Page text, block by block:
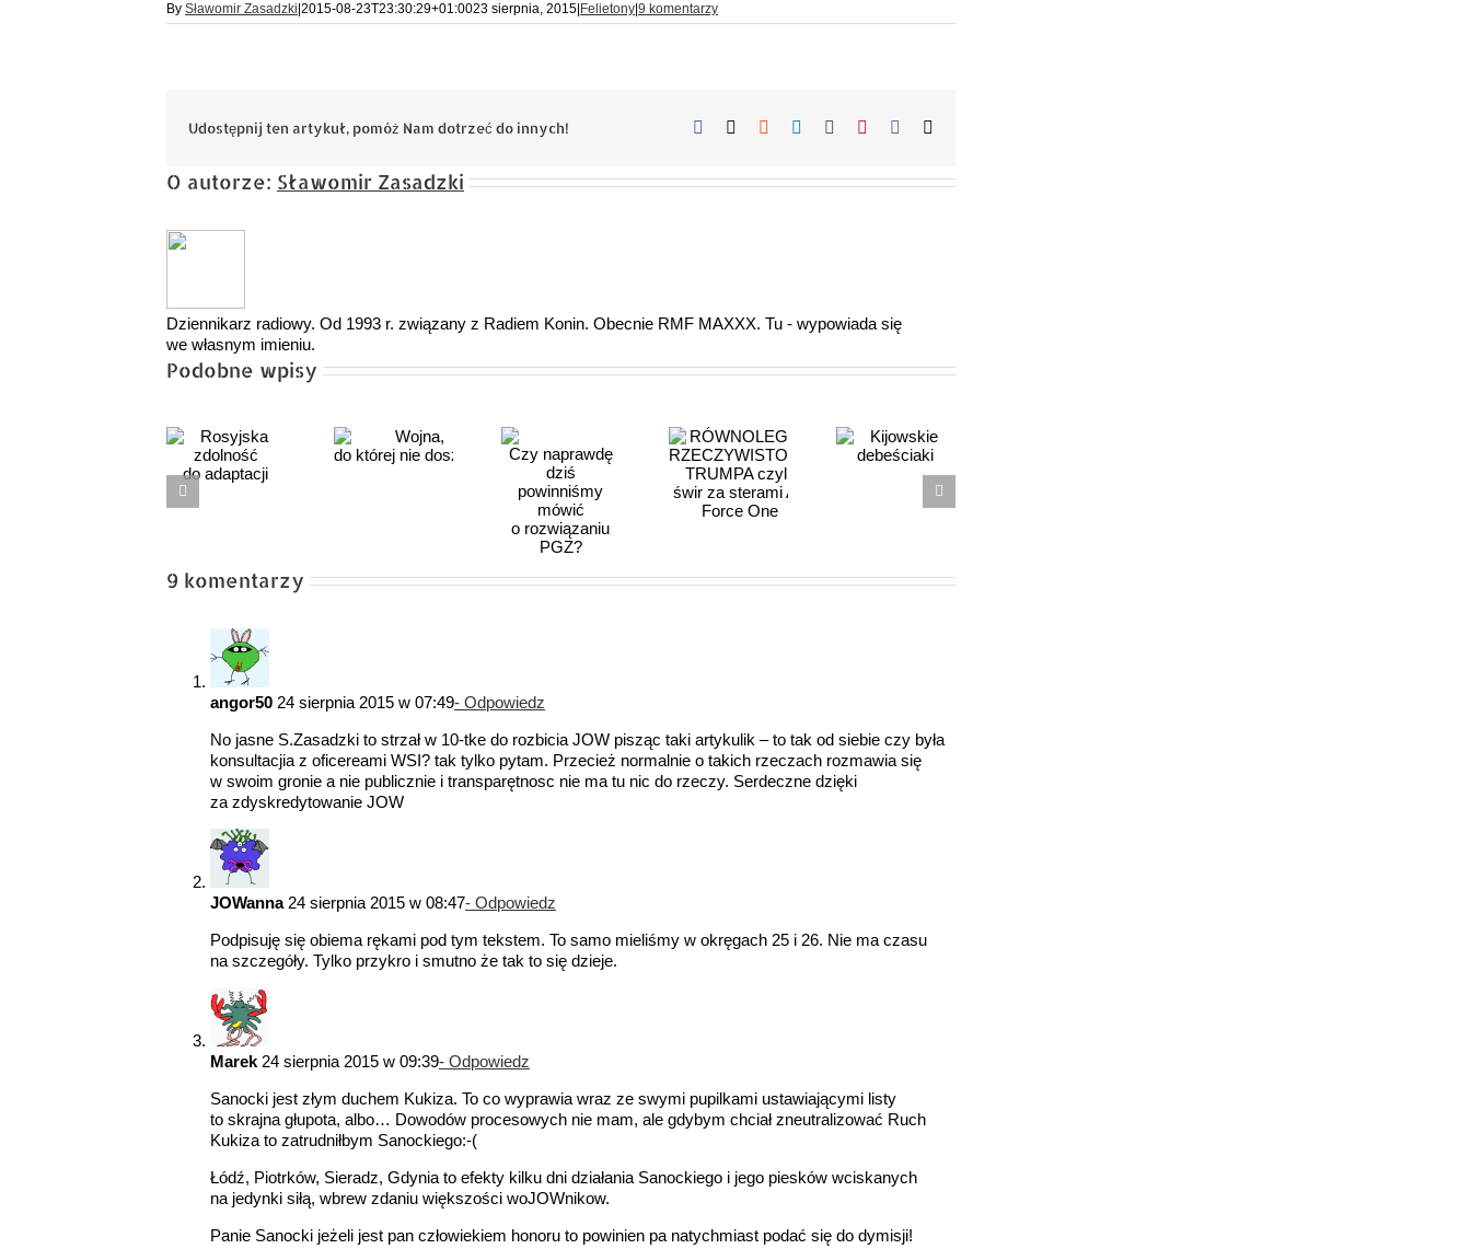
By Sławomir Zasadzki 2015-08-23T23:30:29+01:0023 sierpnia, 2015 Felietony 9 komentarzy
Udostępnij ten artykuł, pomóż Nam dotrzeć do innych! Facebook Reddit LinkedIn
TumblrPinterest
O autorze: Sławomir Zasadzki
Dziennikarz radiowy. Od 1993 r. związany z Radiem Konin. Obecnie RMF MAXXX. Tu - wypowiada się
we własnym imieniu.
Podobne wpisy
Wojna,
PGZ?
RÓWNOLEGŁA
RZECZYWISTOŚĆ
TRUMPA
czyli, świr
za sterami
One
Kijowskie
debeściaki
9 komentarzy
angor50 24 sierpnia 2015 w 07:49- Odpowiedz
No jasne S.Zasadzki to strzał w 10-tke do rozbicia JOW pisząc taki artykulik – to tak od siebie czy była
konsultacjia z oficereami WSI? tak tylko pytam. Przecież normalnie o takich rzeczach rozmawia się
w swoim gronie a nie publicznie i transparętnosc nie ma tu nic do rzeczy. Serdeczne dzięki
za zdyskredytowanie JOW
JOWanna24 sierpnia 2015 w 08:47- Odpowiedz
Podpisuję się obiema rękami pod tym tekstem. To samo mieliśmy w okręgach 25 i 26. Nie ma czasu
na szczegóły. Tylko przykro i smutno że tak to się dzieje.
Marek 24 sierpnia 2015 w 09:39- Odpowiedz
Sanocki jest złym duchem Kukiza. To co wyprawia wraz ze swymi pupilkami ustawiającymi listy
to skrajna głupota, albo… Dowodów procesowych nie mam, ale gdybym chciał zneutralizować Ruch
Kukiza to zatrudniłbym Sanockiego:-(
Łódź, Piotrków, Sieradz, Gdynia to efekty kilku dni działania Sanockiego i jego piesków wciskanych
na jedynki siłą, wbrew zdaniu większości woJOWnikow.
Panie Sanocki jeżeli jest pan człowiekiem honoru to powinien pa natychmiast podać się do dymisji!